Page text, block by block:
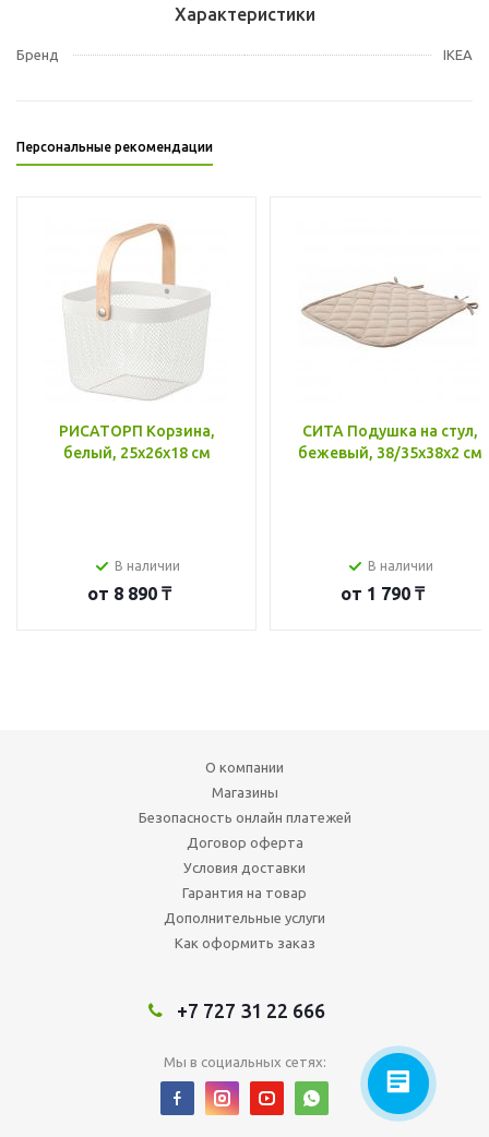
Характеристики
Бренд IKEA
Персональные рекомендации
РИСАТОРП Корзина,
белый, 25x26x18 см
В наличии
от 8 890 ₸
СИТА Подушка на стул,
бежевый, 38/35x38x2 см
В наличии
от 1 790 ₸
О компании
Магазины
Безопасность онлайн платежей
Договор оферта
Условия доставки
Гарантия на товар
Дополнительные услуги
Как оформить заказ
+7 727 31 22 666
Мы в социальных сетях: